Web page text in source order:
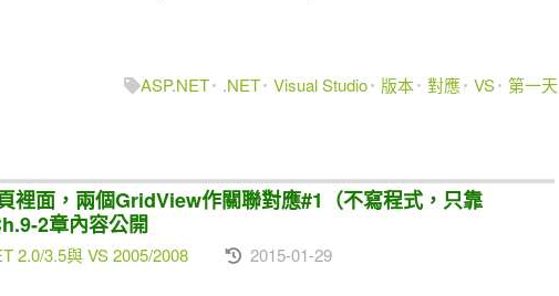
ASP.NET
.NET Visual Studio 版本 對應 VS 第一天
裡面，兩個GridView作關聯對應#1（不寫程式，只靠
2章內容公開
2.0/3.5與 VS 2005/2008 2015-01-29